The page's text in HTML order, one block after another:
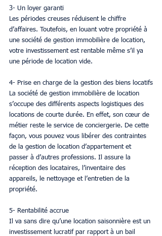
3- Un loyer garanti
Les périodes creuses réduisent le chiffre
d’affaires. Toutefois, en louant votre propriété à
une société de gestion immobilière de location,
votre investissement est rentable même s’il ya
une période de location vide.
4- Prise en charge de la gestion des biens locatifs
La société de gestion immobilière de location
s’occupe des différents aspects logistiques des
locations de courte durée. En effet, son cœur de
métier reste le service de conciergerie. De cette
façon, vous pouvez vous libérer des contraintes
de la gestion de location d’appartement et
passer à d’autres professions. Il assure la
réception des locataires, l’inventaire des
appareils, le nettoyage et l’entretien de la
propriété.
5- Rentabilité accrue
Il va sans dire qu’une location saisonnière est un
investissement lucratif par rapport à un bail